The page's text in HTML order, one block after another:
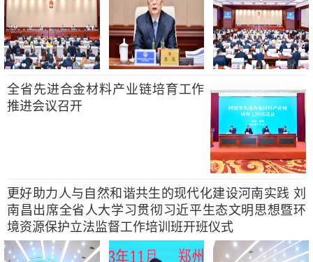
全省先进合金材料产业链培育工作
推进会议召开
更好助力人与自然和谐共生的现代化建设河南实践 刘
南昌出席全省人大学习贯彻习近平生态文明思想暨环
境资源保护立法监督工作培训班开班仪式